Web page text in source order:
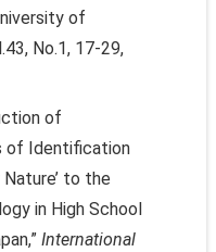
of
No.1, 17-29,
of
of Identification
to the
in High School
International